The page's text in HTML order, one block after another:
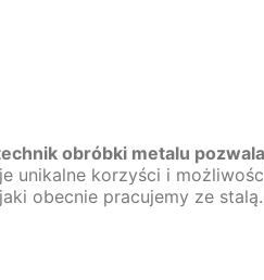
obróbki metalu
unikalne korzyści i
obecnie pracujemy ze stalą.